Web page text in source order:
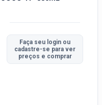
Faça seu login ou
cadastre-se para ver
preços e comprar